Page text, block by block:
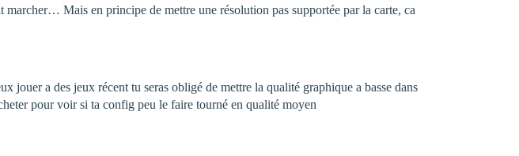
Mais en principe de mettre une résolution pas supportée par la carte, ca
jouer a des jeux récent tu seras obligé de mettre la qualité graphique a basse dans
pour voir si ta config peu le faire tourné en qualité moyen